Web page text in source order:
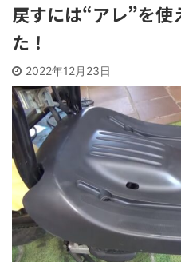
戻すには“アレ”を使
た！
2022年12月23日